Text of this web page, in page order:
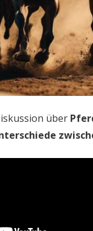
über